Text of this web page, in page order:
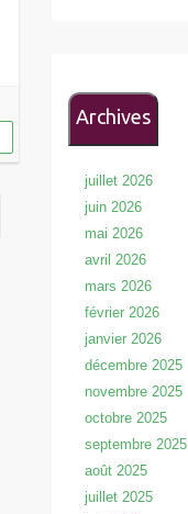
Archives
juillet 2026
juin 2026
mai 2026
avril 2026
mars 2026
février 2026
janvier 2026
décembre 2025
novembre 2025
octobre 2025
septembre 2025
août 2025
juillet 2025